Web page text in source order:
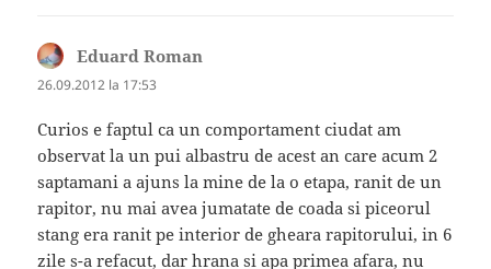
Eduard Roman
26.09.2012 la 17:53
Curios e faptul ca un comportament ciudat am
observat la un pui albastru de acest an care acum 2
saptamani a ajuns la mine de la o etapa, ranit de un
rapitor, nu mai avea jumatate de coada si piceorul
stang era ranit pe interior de gheara rapitorului, in 6
zile s-a refacut, dar hrana si apa primea afara, nu